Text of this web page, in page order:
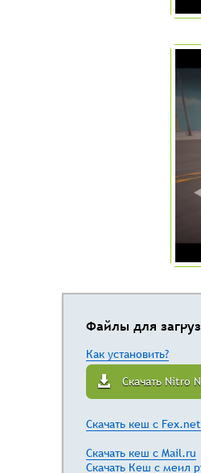
Файлы для
Как установить?
Скачать Nitro
Скачать кеш с Fex.net
Скачать кеш с Mail.ru
Скачать Кеш с меил